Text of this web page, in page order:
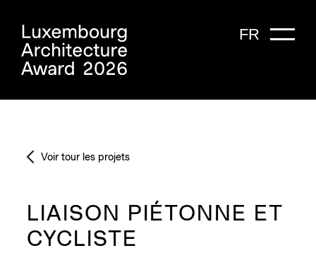
FR
Voir tour les projets
LIAISON PIÉTONNE ET
CYCLISTE